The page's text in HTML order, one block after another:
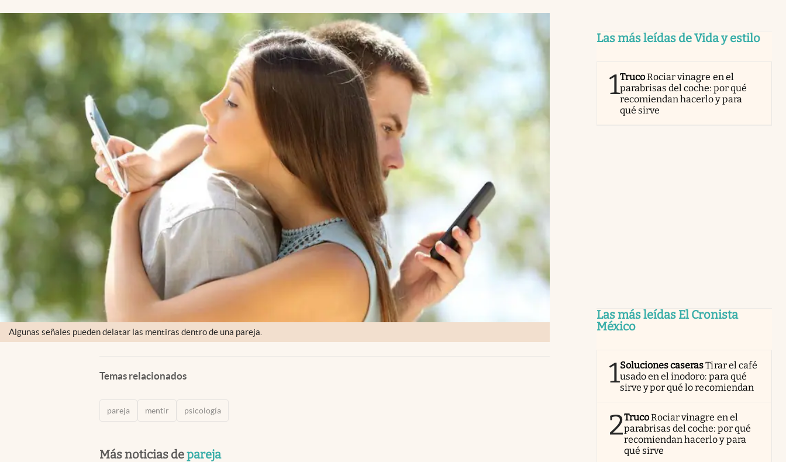
abre en nueva pestaña
Algunas señales pueden delatar las mentiras dentro de una pareja.
Temas relacionados
pareja mentir psicología
Más noticias depareja
Las más leídas de Vida y estilo
1TrucoRociar vinagre en el
parabrisas del coche: por qué
recomiendan hacerlo y para
qué sirve
Las más leídas El Cronista
México
1Soluciones caserasTirar el café
usado en el inodoro: para qué
sirve y por qué lo recomiendan
2TrucoRociar vinagre en el
parabrisas del coche: por qué
recomiendan hacerlo y para
qué sirve